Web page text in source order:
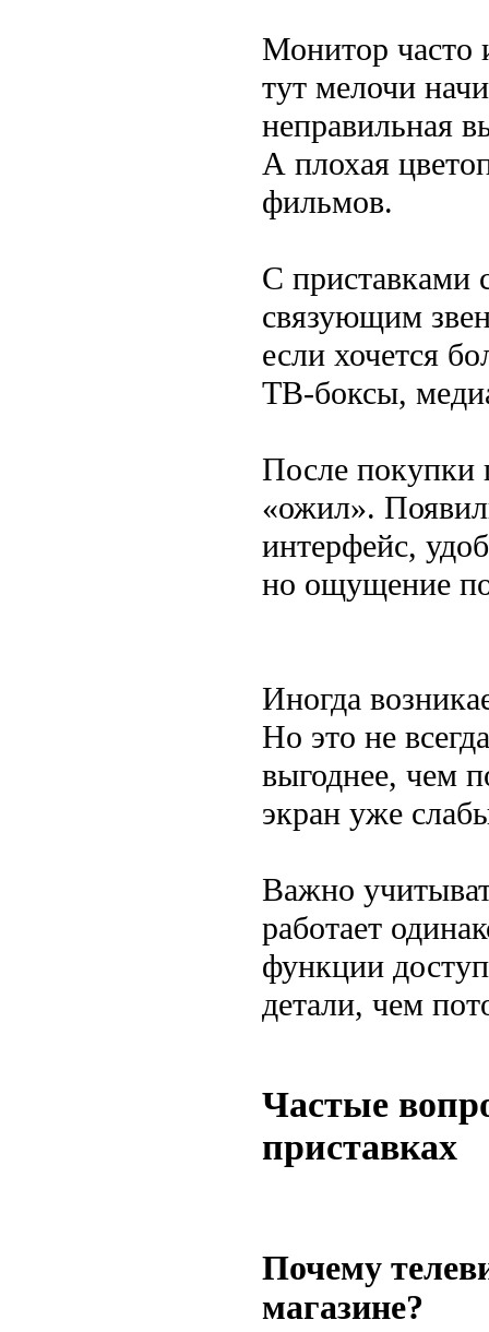
Монитор часто
тут мелочи
неправильная
А плохая
фильмов.
С приставками
связующим
если хочется
ТВ-боксы,
После покупки
«ожил».
интерфейс,
но ощущение
Иногда
Но это не
выгоднее, чем
экран уже
Важно
работает
функции
детали, чем
Частые
приставках
Почему
магазине?